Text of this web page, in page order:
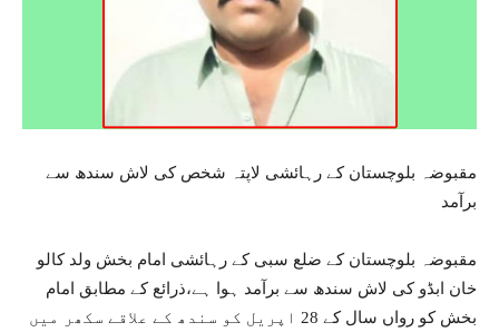
مقبوضہ بلوچستان کے رہائشی لاپتہ شخص کی لاش سندھ سے
برآمد
مقبوضہ بلوچستان کے ضلع سبی کے رہائشی امام بخش ولد کالو
خان ابڈو کی لاش سندھ سے برآمد ہوا ہے،ذرائع کے مطابق امام
بخش کو رواں سال کے 28 اپریل کو سندھ کے علاقے سکھر میں